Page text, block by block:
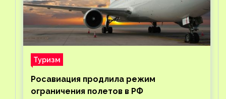
Туризм
Росавиация продлила режим
ограничения полетов в РФ